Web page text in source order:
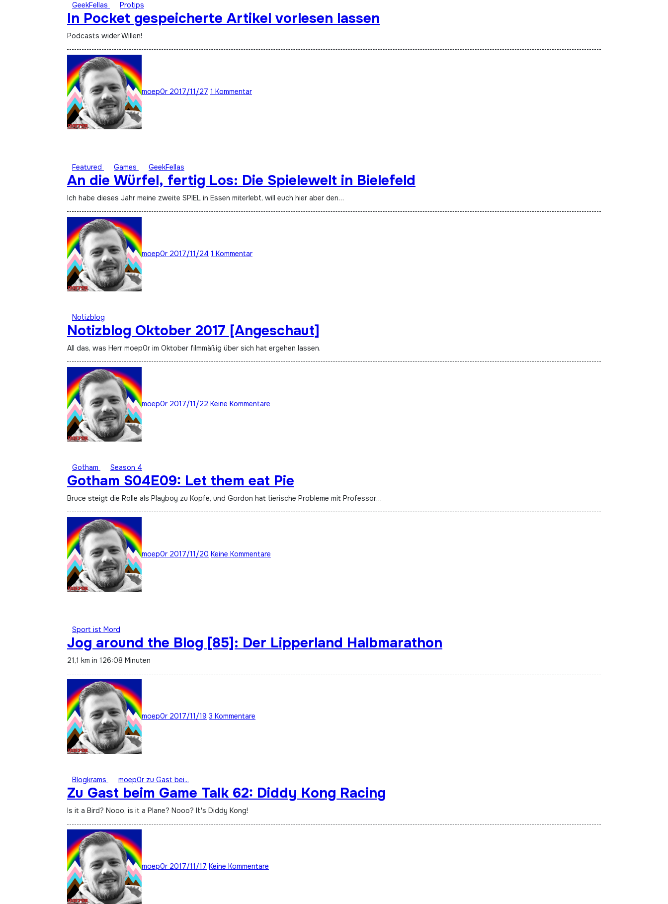
GeekFellas Protips
In Pocket gespeicherte Artikel vorlesen lassen
Podcasts wider Willen!
moep0r 2017/11/27 1 Kommentar
Featured Games GeekFellas
An die Würfel, fertig Los: Die Spielewelt in Bielefeld
Ich habe dieses Jahr meine zweite SPIEL in Essen miterlebt, will euch hier aber den…
moep0r 2017/11/24 1 Kommentar
Notizblog
Notizblog Oktober 2017 [Angeschaut]
All das, was Herr moep0r im Oktober filmmäßig über sich hat ergehen lassen.
moep0r 2017/11/22 Keine Kommentare
Gotham Season 4
Gotham S04E09: Let them eat Pie
Bruce steigt die Rolle als Playboy zu Kopfe, und Gordon hat tierische Probleme mit Professor…
moep0r 2017/11/20 Keine Kommentare
Sport ist Mord
Jog around the Blog [85]: Der Lipperland Halbmarathon
21,1 km in 126:08 Minuten
moep0r 2017/11/19 3 Kommentare
Blogkrams moep0r zu Gast bei...
Zu Gast beim Game Talk 62: Diddy Kong Racing
Is it a Bird? Nooo, is it a Plane? Nooo? It's Diddy Kong!
moep0r 2017/11/17 Keine Kommentare